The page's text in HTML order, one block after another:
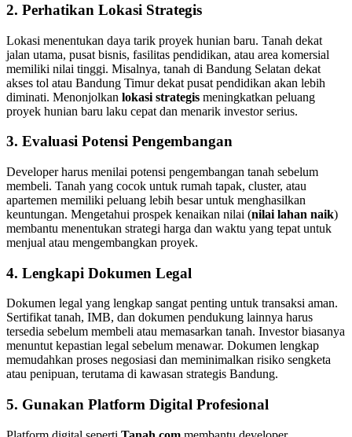
2. Perhatikan Lokasi Strategis
Lokasi menentukan daya tarik proyek hunian baru. Tanah dekat
jalan utama, pusat bisnis, fasilitas pendidikan, atau area komersial
memiliki nilai tinggi. Misalnya, tanah di Bandung Selatan dekat
akses tol atau Bandung Timur dekat pusat pendidikan akan lebih
diminati. Menonjolkan lokasi strategis meningkatkan peluang
proyek hunian baru laku cepat dan menarik investor serius.
3. Evaluasi Potensi Pengembangan
Developer harus menilai potensi pengembangan tanah sebelum
membeli. Tanah yang cocok untuk rumah tapak, cluster, atau
apartemen memiliki peluang lebih besar untuk menghasilkan
keuntungan. Mengetahui prospek kenaikan nilai (nilai lahan naik)
membantu menentukan strategi harga dan waktu yang tepat untuk
menjual atau mengembangkan proyek.
4. Lengkapi Dokumen Legal
Dokumen legal yang lengkap sangat penting untuk transaksi aman.
Sertifikat tanah, IMB, dan dokumen pendukung lainnya harus
tersedia sebelum membeli atau memasarkan tanah. Investor biasanya
menuntut kepastian legal sebelum menawar. Dokumen lengkap
memudahkan proses negosiasi dan meminimalkan risiko sengketa
atau penipuan, terutama di kawasan strategis Bandung.
5. Gunakan Platform Digital Profesional